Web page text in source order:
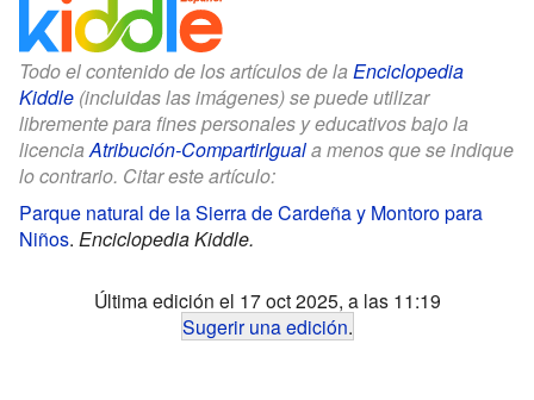
Todo el contenido de los artículos de la Enciclopedia
Kiddle (incluidas las imágenes) se puede utilizar
libremente para fines personales y educativos bajo la
licenciaAtribución-CompartirIguala menos que se indique
lo contrario. Citar este artículo:
Parque natural de la Sierra de Cardeña y Montoro para
Niños. Enciclopedia Kiddle.
Última edición el 17 oct 2025, a las 11:19
Sugerir una edición.